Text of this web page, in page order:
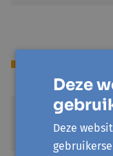
Standaardprijs
Deze
Deze